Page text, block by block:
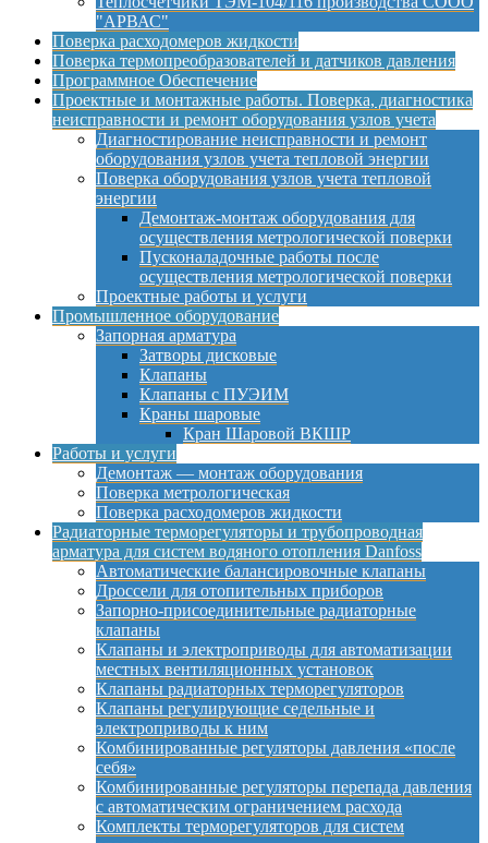
"АРВАС"
Поверка расходомеров жидкости
Поверка термопреобразователей и датчиков давления
Программное Обеспечение
Проектные и монтажные работы. Поверка, диагностика
неисправности и ремонт оборудования узлов учета
Диагностирование неисправности и ремонт
оборудования узлов учета тепловой энергии
Поверка оборудования узлов учета тепловой
энергии
Демонтаж-монтаж оборудования для
осуществления метрологической поверки
Пусконаладочные работы после
осуществления метрологической поверки
Проектные работы и услуги
Промышленное оборудование
Запорная арматура
Затворы дисковые
Клапаны
Клапаны с ПУЭИМ
Краны шаровые
Кран Шаровой ВКШР
Работы и услуги
Демонтаж — монтаж оборудования
Поверка метрологическая
Поверка расходомеров жидкости
Радиаторные терморегуляторы и трубопроводная
арматура для систем водяного отопления Danfoss
Автоматические балансировочные клапаны
Дроссели для отопительных приборов
Запорно-присоединительные радиаторные
клапаны
Клапаны и электроприводы для автоматизации
местных вентиляционных установок
Клапаны радиаторных терморегуляторов
Клапаны регулирующие седельные и
электроприводы к ним
Комбинированные регуляторы давления «после
себя»
Комбинированные регуляторы перепада давления
с автоматическим ограничением расхода
Комплекты терморегуляторов для систем